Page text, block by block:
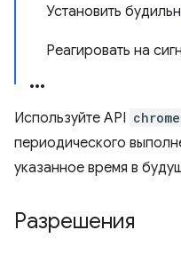
Установить
Реагировать на
Используйте API
периодического
указанное время в
Разрешения